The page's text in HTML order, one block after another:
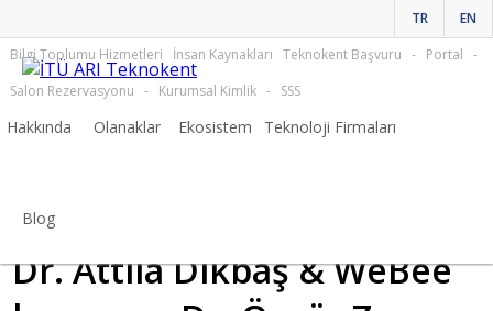
TR
EN
Bilgi Toplumu Hizmetleri
İnsan Kaynakları Teknokent Başvuru - Portal -
Salon Rezervasyonu - Kurumsal Kimlik - SSS
Hakkında Olanaklar Ekosistem Teknoloji Firmaları
Blog
Video Galeri Haberler
Genel Müdürümüz Prof.
Dr. Attila Dikbaş & WeBee